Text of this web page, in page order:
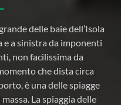
delle baie dell’Isola
e a sinistra da imponenti
non facilissima da
che dista circa
è una delle spiagge
La spiaggia delle